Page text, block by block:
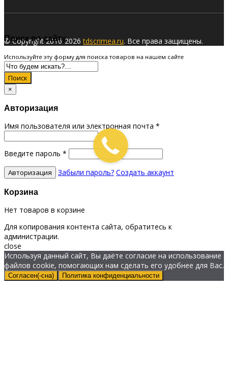
© Copyright 2016-2026tdscrimea.ru. Все права защищены.
Поиск по сайту
Используйте эту форму для поиска товаров на нашем сайте
Поиск
×
Авторизация
Имя пользователя или электронная почта *
Введите пароль *
Забыли пароль? Создать аккаунт
Корзина
Нет товаров в корзине
Для копирования контента сайта, обратитесь к
администрации.
close
Используя данный сайт, Вы даёте согласие на использование
файлов cookie, помогающих нам сделать его удобнее для Вас.
Согласен(-сна) Политика конфиденциальности